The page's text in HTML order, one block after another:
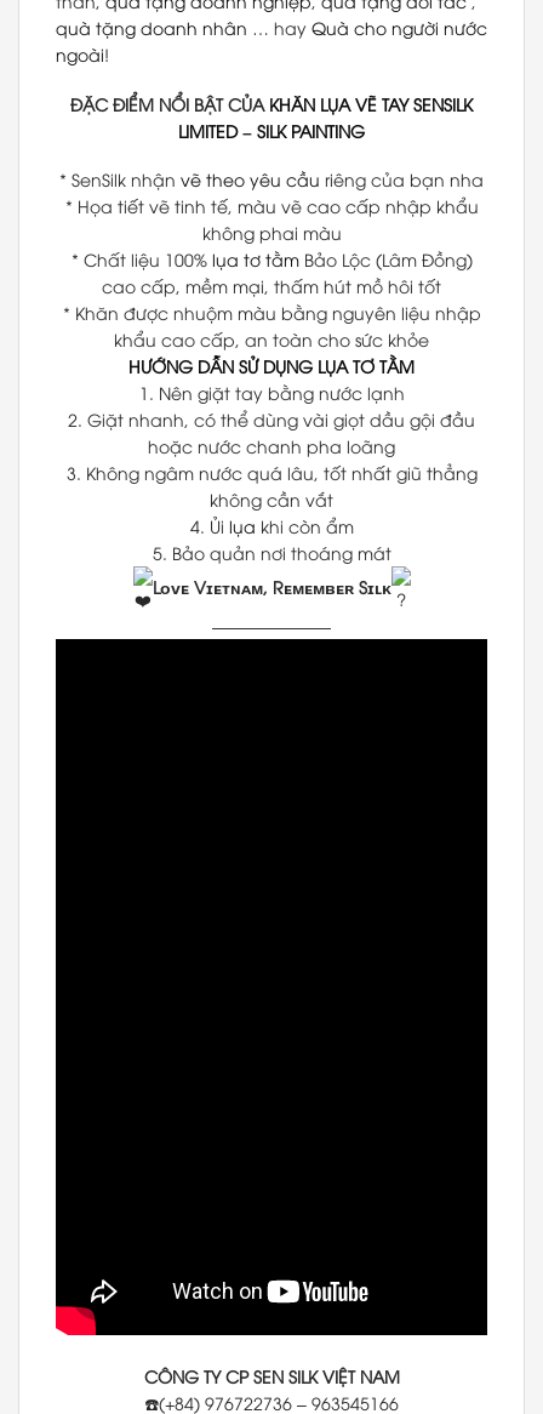
quà tặng doanh nhân … hay Quà cho người nước
ngoài!
ĐẶC ĐIỂM NỔI BẬT CỦA KHĂN LỤA VẼ TAY SENSILK
LIMITED– SILK PAINTING
* SenSilk nhận vẽ theo yêu cầu riêng của bạn nha
* Họa tiết vẽ tinh tế, màu vẽ cao cấp nhập khẩu
không phai màu
* Chất liệu 100% lụa tơ tằmBảo Lộc (Lâm Đồng)
cao cấp, mềm mại, thấm hút mồ hôi tốt
* Khăn được nhuộm màu bằng nguyên liệu nhập
khẩu cao cấp, an toàn cho sức khỏe
HƯỚNG DẪN SỬ DỤNG LỤA TƠ TẰM
1. Nên giặt tay bằng nước lạnh
2. Giặt nhanh, có thể dùng vài giọt dầu gội đầu
hoặc nước chanh pha loãng
3. Không ngâm nước quá lâu, tốt nhất giũ thẳng
không cần vắt
4. Ủi lụa khi còn ẩm
5. Bảo quản nơi thoáng mát
Lᴏᴠᴇ Vɪᴇᴛɴᴀᴍ, Rᴇᴍᴇᴍʙᴇʀ Sɪʟᴋ
———————
CÔNG TY CP SEN SILK VIỆT NAM
☎️(+84) 976722736 – 963545166